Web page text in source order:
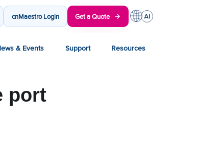
cnMaestro Login Get a Quote
& Events Support Resources
port